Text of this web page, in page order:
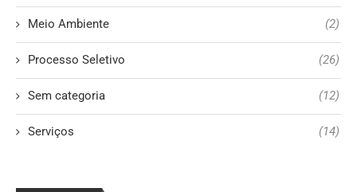
Meio Ambiente (2)
Processo Seletivo (26)
Sem categoria (12)
Serviços (14)